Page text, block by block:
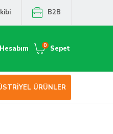
B2B
Hesabım Sepet
0
ÜRÜNLER